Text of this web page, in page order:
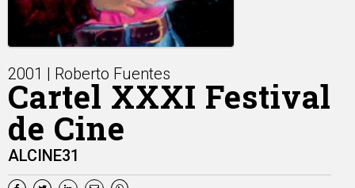
2001 | Roberto Fuentes
Cartel XXXI Festival
de Cine
ALCINE31